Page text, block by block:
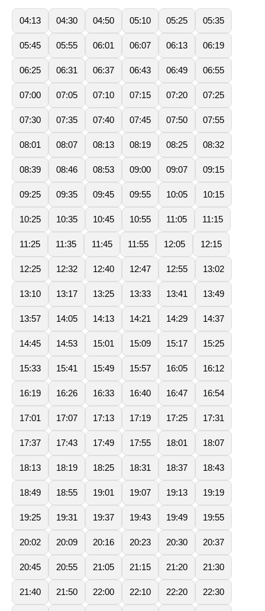
04:13 04:30 04:50 05:10 05:25 05:35
05:45 05:55 06:01 06:07 06:13 06:19
06:25 06:31 06:37 06:43 06:49 06:55
07:00 07:05 07:10 07:15 07:20 07:25
07:30 07:35 07:40 07:45 07:50 07:55
08:01 08:07 08:13 08:19 08:25 08:32
08:39 08:46 08:53 09:00 09:07 09:15
09:25 09:35 09:45 09:55 10:05 10:15
10:25 10:35 10:45 10:55 11:05 11:15
11:25 11:35 11:45 11:55 12:05 12:15
12:25 12:32 12:40 12:47 12:55 13:02
13:10 13:17 13:25 13:33 13:41 13:49
13:57 14:05 14:13 14:21 14:29 14:37
14:45 14:53 15:01 15:09 15:17 15:25
15:33 15:41 15:49 15:57 16:05 16:12
16:19 16:26 16:33 16:40 16:47 16:54
17:01 17:07 17:13 17:19 17:25 17:31
17:37 17:43 17:49 17:55 18:01 18:07
18:13 18:19 18:25 18:31 18:37 18:43
18:49 18:55 19:01 19:07 19:13 19:19
19:25 19:31 19:37 19:43 19:49 19:55
20:02 20:09 20:16 20:23 20:30 20:37
20:45 20:55 21:05 21:15 21:20 21:30
21:40 21:50 22:00 22:10 22:20 22:30